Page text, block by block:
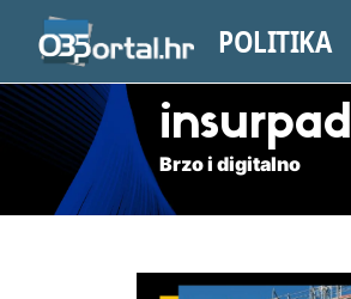
POLITIKA
insurpad
Brzo i digitalno